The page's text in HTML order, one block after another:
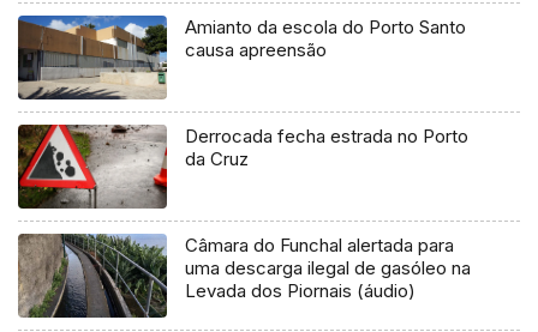
Amianto da escola do Porto Santo
causa apreensão
Derrocada fecha estrada no Porto
da Cruz
Câmara do Funchal alertada para
uma descarga ilegal de gasóleo na
Levada dos Piornais (áudio)